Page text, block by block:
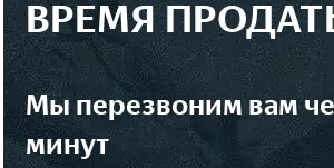
ВРЕМЯ
мы перезвоним вам через 5
минут